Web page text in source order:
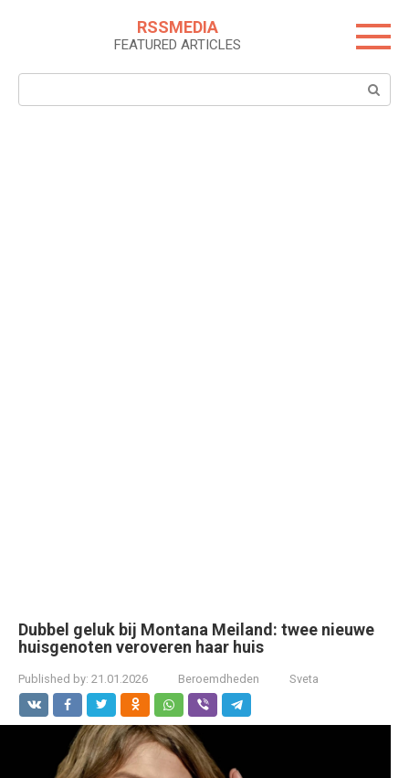
RSSMEDIA
FEATURED ARTICLES
Search:
Dubbel geluk bij Montana Meiland: twee nieuwe
huisgenoten veroveren haar huis
Published by: 21.01.2026 Beroemdheden Sveta